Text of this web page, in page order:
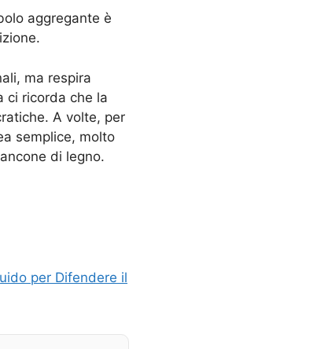
aggregante è
ma respira
ci ricorda che la
A volte, per
semplice, molto
di legno.
per Difendere il